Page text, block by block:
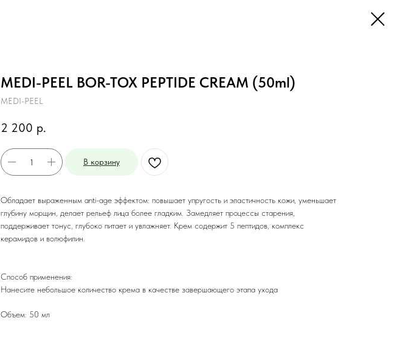
MEDI-PEEL BOR-TOX PEPTIDE CREAM (50ml)
MEDI-PEEL
2 200 р.
В корзину
Обладает выраженным anti-age эффектом: повышает упругость и эластичность кожи, уменьшает
глубину морщин, делает рельеф лица более гладким. Замедляет процессы старения,
поддерживает тонус, глубоко питает и увлажняет. Крем содержит 5 пептидов, комплекс
керамидов и волюфилин.
Способ применения:
Нанесите небольшое количество крема в качестве завершающего этапа ухода
Объем: 50 мл